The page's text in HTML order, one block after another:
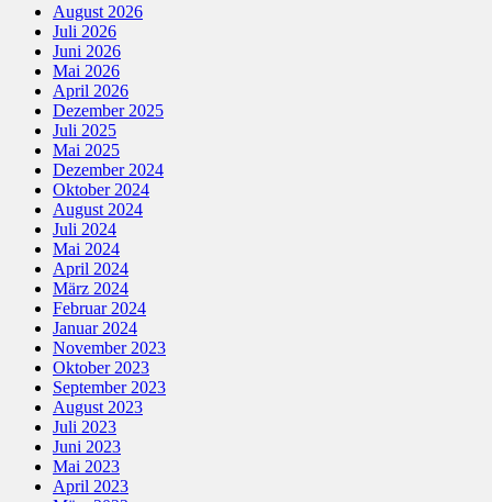
August 2026
Juli 2026
Juni 2026
Mai 2026
April 2026
Dezember 2025
Juli 2025
Mai 2025
Dezember 2024
Oktober 2024
August 2024
Juli 2024
Mai 2024
April 2024
März 2024
Februar 2024
Januar 2024
November 2023
Oktober 2023
September 2023
August 2023
Juli 2023
Juni 2023
Mai 2023
April 2023